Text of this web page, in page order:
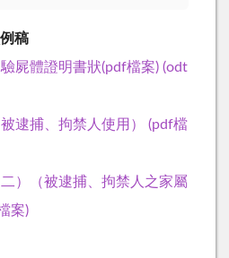
稿
屍體證明書狀(pdf檔案) (odt
逮捕、拘禁人使用） (pdf檔
）（被逮捕、拘禁人之家屬
案)